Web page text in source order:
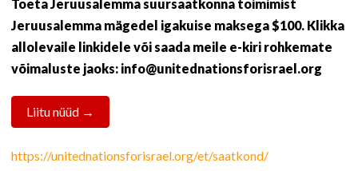
Toeta Jeruusalemma suursaatkonna toimimist
Jeruusalemma mägedel igakuise maksega $100. Klikka
allolevaile linkidele või saada meile e-kiri rohkemate
võimaluste jaoks: info@unitednationsforisrael.org
Liitu nüüd →
https://unitednationsforisrael.org/et/saatkond/